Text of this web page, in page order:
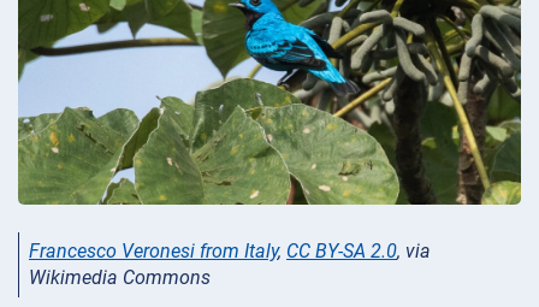
Francesco Veronesi from Italy, CC BY-SA 2.0, via
Wikimedia Commons